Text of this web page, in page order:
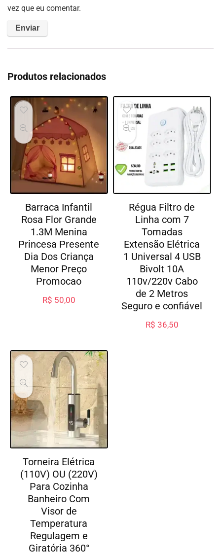
vez que eu comentar.
Produtos relacionados
Barraca Infantil
Rosa Flor Grande
1.3M Menina
Princesa Presente
Dia Dos Criança
Menor Preço
Promocao
R$ 50,00
Régua Filtro de
Linha com 7
Tomadas
Extensão Elétrica
1 Universal 4 USB
Bivolt 10A
110v/220v Cabo
de 2 Metros
Seguro e confiável
R$ 36,50
Torneira Elétrica
(110V) OU (220V)
Para Cozinha
Banheiro Com
Visor de
Temperatura
Regulagem e
Giratória 360°